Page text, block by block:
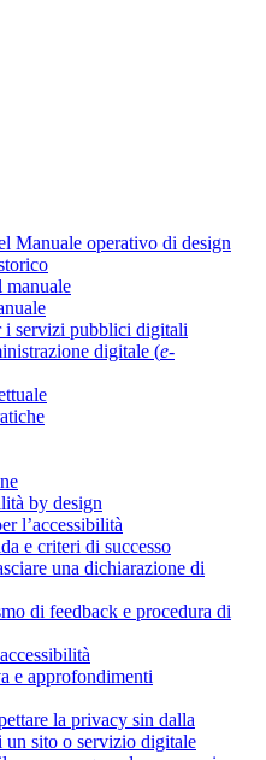
Manuale operativo di design
manuale
i servizi pubblici digitali
digitale (e-
by design
l’accessibilità
e criteri di successo
una dichiarazione di
di feedback e procedura di
e approfondimenti
la privacy sin dalla
un sito o servizio digitale